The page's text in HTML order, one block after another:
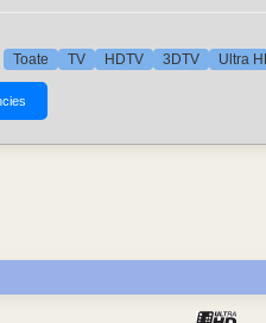
Toate TV HDTV 3DTV Ultra